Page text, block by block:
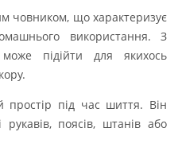
човником, що характеризує
використання. З
підійти для якихось
простір під час шиття. Він
поясів, штанів або